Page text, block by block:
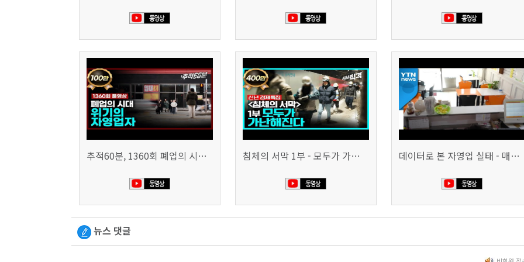
추적60분, 1360회 폐업의 시대, 위기의 자영업자 침체의 서막 1부 - 모두가 가난해진다 | 시사직격 신년특집 데이터로 본 자영업 실태 - 매출 '뚝', 장수 업소도 '휘청'
뉴스 댓글